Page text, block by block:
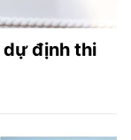
dự định thi